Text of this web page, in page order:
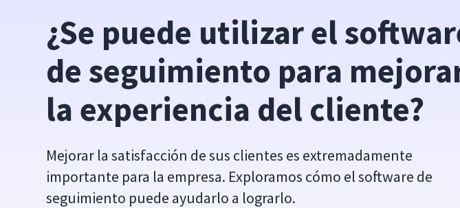
¿Se puede utilizar el
de seguimiento para
la experiencia del cliente?
Mejorar la satisfacción de sus clientes es extremadamente
importante para la empresa. Exploramos cómo el software de
seguimiento puede ayudarlo a lograrlo.